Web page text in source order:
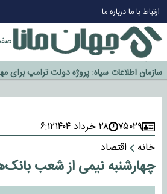
ارتباط با مادرباره ما
چرا طلا دوباره افزایشی شد؟
گزینه جدایی اوسمار روی میز مدیران پرسپولیس
آیا رئیس جمهور آمریکا قانون را دور می‌زند؟
اخراج رسمی چهره نامدار از پرسپولیس
سازمان اطلاعات سپاه: پروژه دولت ترامپ برای
۷۵۰۲۹ ۲۸ خرداد ۱۴۰۴
۶:۱۲
خانه
اقتصاد
چهارشنبه نیمی از شعب